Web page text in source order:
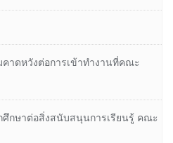
าดหวังต่อการเข้าทำงานที่คณะ
ศึกษาต่อสิ่งสนับสนุนการเรียนรู้ คณะ